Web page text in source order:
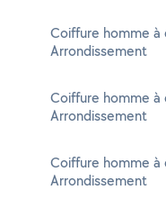
Coiffure homme à
Arrondissement
Coiffure homme à
Arrondissement
Coiffure homme à
Arrondissement